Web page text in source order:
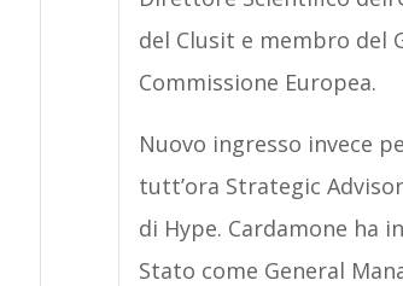
del Clusit e membro
Commissione Europea.
Nuovo ingresso invece
tutt’ora Strategic
di Hype. Cardamone ha
Stato come General